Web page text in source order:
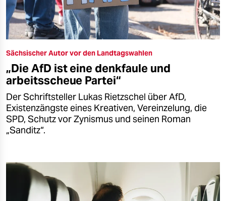
Sächsischer Autor vor den Landtagswahlen
„Die AfD ist eine denkfaule und
arbeitsscheue Partei“
Der Schriftsteller Lukas Rietzschel über AfD,
Existenzängste eines Kreativen, Vereinzelung, die
SPD, Schutz vor Zynismus und seinen Roman
„Sanditz“.